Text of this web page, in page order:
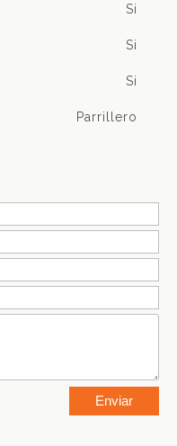
Si
Si
Si
Parrillero